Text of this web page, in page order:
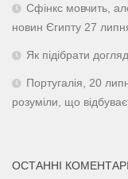
Сфінкс мовчить,
новин Єгипту 27
Як підібрати
Португалія, 20
розуміли, що
ОСТАННІ КОМЕНТАРІ